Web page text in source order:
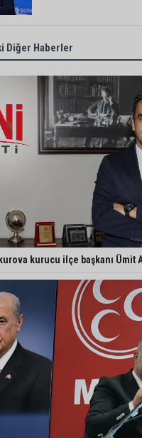
Başkan Ali Bedrettin
duyarlılık çağrısı
MHP Adana İl Başkanı
“Liderimize dil uzatmak
Adanalı 13 yaşındaki Ela
Adanalı NASA astronotu
Kozan’da üreticilere
Ceyhan’da yağlık ayçiçeği
Diğer Haberler
kurucu ilçe başkanı Ümit